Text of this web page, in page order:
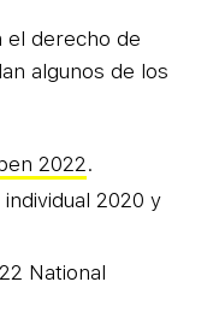
el derecho de
algunos de los
2022.
2020 y
National